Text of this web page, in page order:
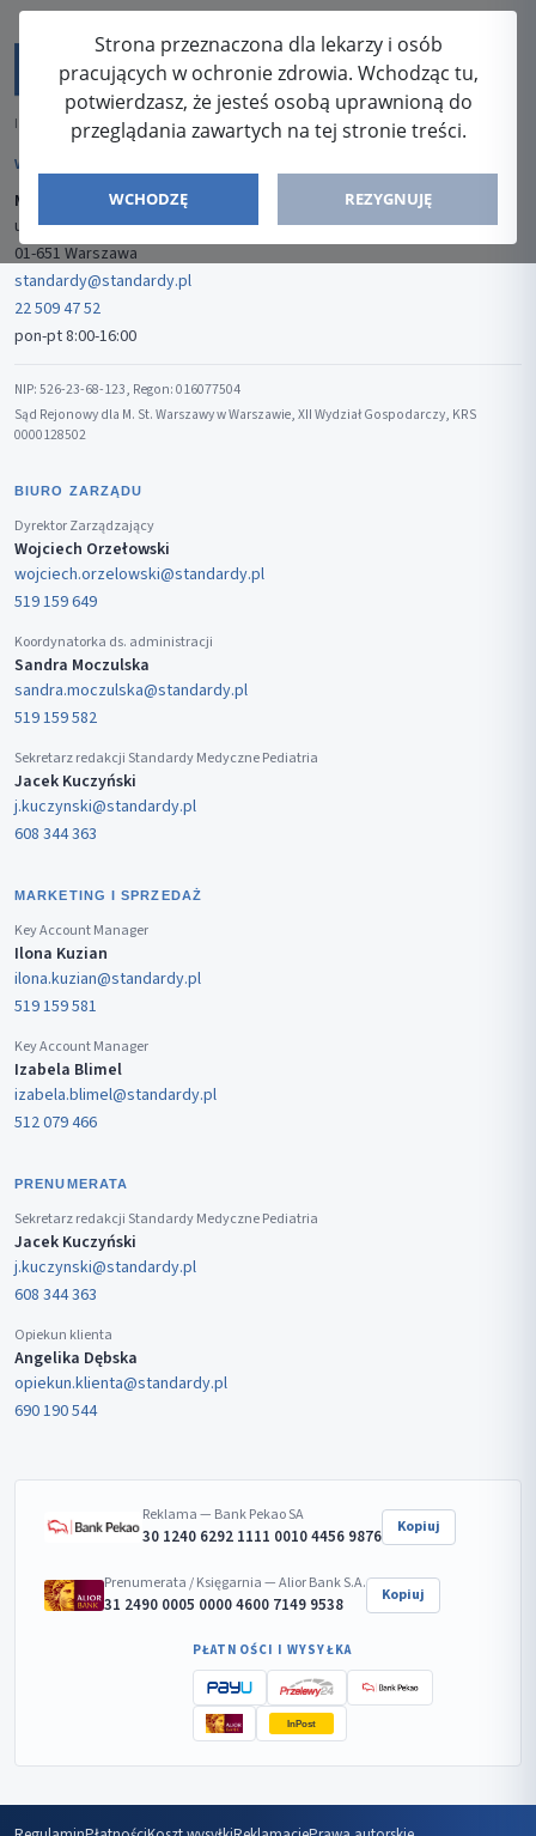
Strona przeznaczona dla lekarzy i osób
pracujących w ochronie zdrowia. Wchodząc tu,
potwierdzasz, że jesteś osobą uprawnioną do
przeglądania zawartych na tej stronie treści.
WCHODZĘ REZYGNUJĘ
ISSN: 2080-5438
WYDAWCA
Media-Press Sp. z o.o.
ul. Gwiaździsta 7B/8
01-651 Warszawa
standardy@standardy.pl
22 509 47 52
pon-pt 8:00-16:00
NIP: 526-23-68-123, Regon: 016077504
Sąd Rejonowy dla M. St. Warszawy w Warszawie, XII Wydział Gospodarczy, KRS
0000128502
BIURO ZARZĄDU
Dyrektor Zarządzający
Wojciech Orzełowski
wojciech.orzelowski@standardy.pl
519 159 649
Koordynatorka ds. administracji
Sandra Moczulska
sandra.moczulska@standardy.pl
519 159 582
Sekretarz redakcji Standardy Medyczne Pediatria
Jacek Kuczyński
j.kuczynski@standardy.pl
608 344 363
MARKETING I SPRZEDAŻ
Key Account Manager
Ilona Kuzian
ilona.kuzian@standardy.pl
519 159 581
Key Account Manager
Izabela Blimel
izabela.blimel@standardy.pl
512 079 466
PRENUMERATA
Sekretarz redakcji Standardy Medyczne Pediatria
Jacek Kuczyński
j.kuczynski@standardy.pl
608 344 363
Opiekun klienta
Angelika Dębska
opiekun.klienta@standardy.pl
690 190 544
Reklama — Bank Pekao SA
30 1240 6292 1111 0010 4456 9876 Kopiuj
Prenumerata / Księgarnia — Alior Bank S.A.
31 2490 0005 0000 4600 7149 9538 Kopiuj
PŁATNOŚCI I WYSYŁKA
InPost